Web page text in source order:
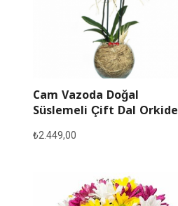
Cam Vazoda Doğal
Süslemeli Çift Dal Orkide
₺2.449,00